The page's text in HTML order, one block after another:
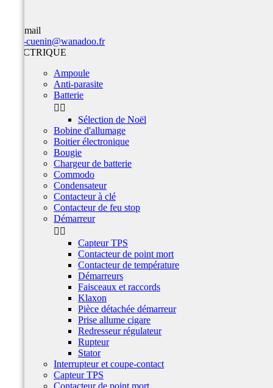
Par email
team-cuenin@wanadoo.fr
ELECTRIQUE
Ampoule
Anti-parasite
Batterie
 
Sélection de Noël
Bobine d'allumage
Boitier électronique
Bougie
Chargeur de batterie
Commodo
Condensateur
Contacteur à clé
Contacteur de feu stop
Démarreur
 
Capteur TPS
Contacteur de point mort
Contacteur de température
Démarreurs
Faisceaux et raccords
Klaxon
Pièce détachée démarreur
Prise allume cigare
Redresseur régulateur
Rupteur
Stator
Interrupteur et coupe-contact
Capteur TPS
Contacteur de point mort